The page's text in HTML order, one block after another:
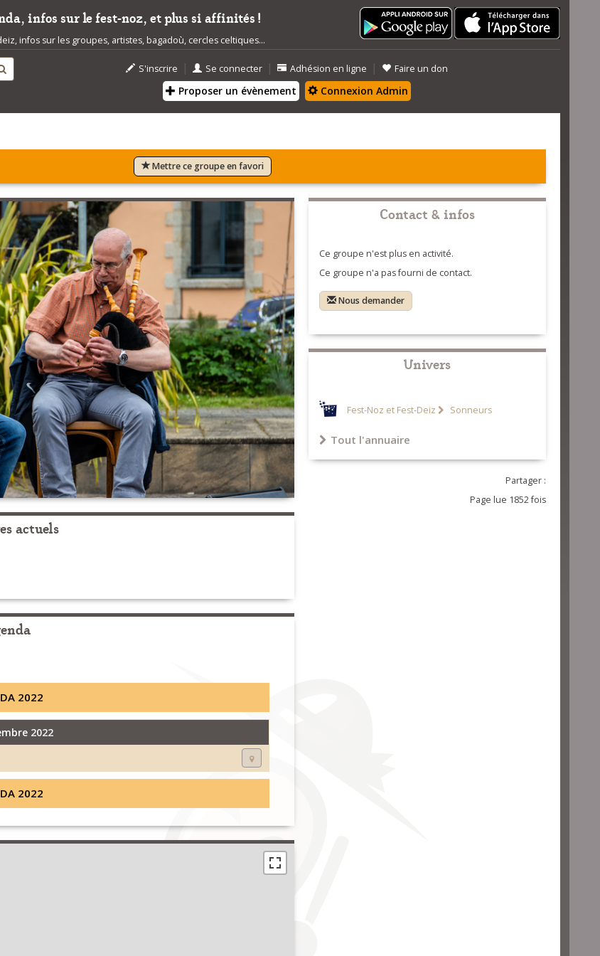
infos sur le fest-noz, et plus si affinités !
infos sur les groupes, artistes, bagadoù, cercles celtiques...
S'inscrire | Se connecter | Adhésion en ligne | Faire un don
Proposer un évènement Connexion Admin
Mettre ce groupe en favori
actuels
2022
2022
2022
Contact & infos
Ce groupe n'est plus en activité.
Ce groupe n'a pas fourni de contact.
Nous demander
Univers
Fest-Noz et Fest-Deiz Sonneurs
Tout l'annuaire
Partager :
Page lue 1852 fois